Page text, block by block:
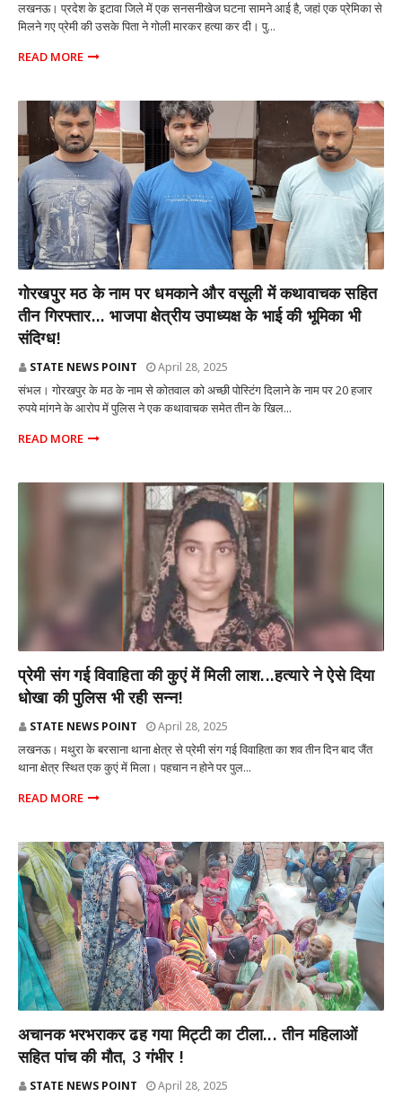
लखनऊ। प्रदेश के इटावा जिले में एक सनसनीखेज घटना सामने आई है, जहां एक प्रेमिका से
मिलने गए प्रेमी की उसके पिता ने गोली मारकर हत्या कर दी। पु...
READ MORE
गोरखपुर मठ के नाम पर धमकाने और वसूली में कथावाचक सहित
तीन गिरफ्तार... भाजपा क्षेत्रीय उपाध्यक्ष के भाई की भूमिका भी
संदिग्ध!
STATE NEWS POINT April 28, 2025
संभल। गोरखपुर के मठ के नाम से कोतवाल को अच्छी पोस्टिंग दिलाने के नाम पर 20 हजार
रुपये मांगने के आरोप में पुलिस ने एक कथावाचक समेत तीन के खिल...
READ MORE
प्रेमी संग गई विवाहिता की कुएं में मिली लाश...हत्यारे ने ऐसे दिया
धोखा की पुलिस भी रही सन्न!
STATE NEWS POINT April 28, 2025
लखनऊ। मथुरा के बरसाना थाना क्षेत्र से प्रेमी संग गई विवाहिता का शव तीन दिन बाद जैंत
थाना क्षेत्र स्थित एक कुएं में मिला। पहचान न होने पर पुल...
READ MORE
अचानक भरभराकर ढह गया मिट्टी का टीला... तीन महिलाओं
सहित पांच की मौत, 3 गंभीर !
STATE NEWS POINT April 28, 2025